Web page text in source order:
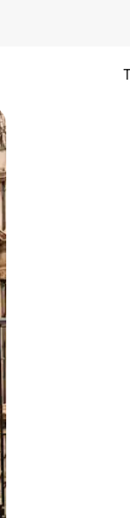
y deslizando la